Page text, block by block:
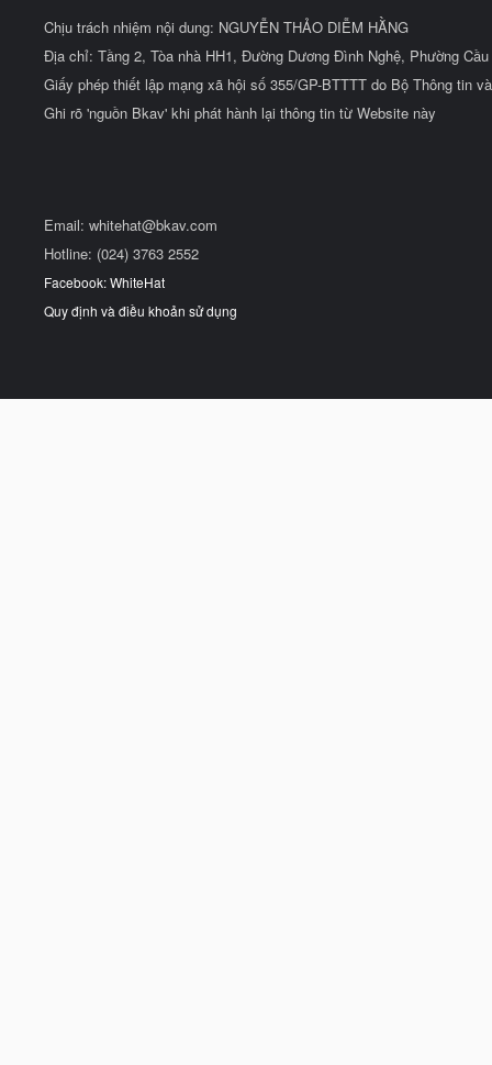
Chịu trách nhiệm nội dung: NGUYỄN THẢO DIỄM HẰNG
Địa chỉ: Tầng 2, Tòa nhà HH1, Đường Dương Đình Nghệ, Phường
Giấy phép thiết lập mạng xã hội số 355/GP-BTTTT do Bộ Thông tin
Ghi rõ 'nguồn Bkav' khi phát hành lại thông tin từ Website này
Email: whitehat@bkav.com
Hotline: (024) 3763 2552
Facebook: WhiteHat
Quy định và điều khoản sử dụng